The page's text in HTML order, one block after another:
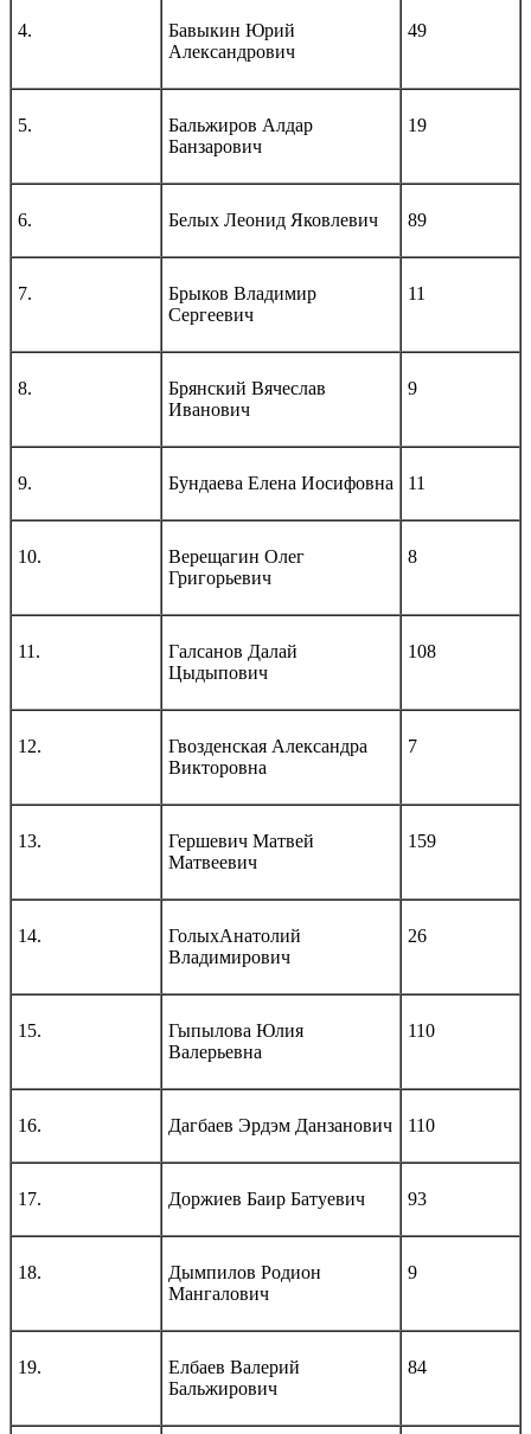
4.
Бавыкин Юрий
Александрович
49
5.
Бальжиров Алдар
Банзарович
19
6. Белых Леонид Яковлевич 89
7.
Брыков Владимир
Сергеевич
11
8.
Брянский Вячеслав
Иванович
9
9. Бундаева Елена Иосифовна 11
10.
Верещагин Олег
Григорьевич
8
11.
Галсанов Далай
Цыдыпович
108
12.
Гвозденская Александра
Викторовна
7
13.
Гершевич Матвей
Матвеевич
159
14.
ГолыхАнатолий
Владимирович
26
15.
Гыпылова Юлия
Валерьевна
110
16. Дагбаев Эрдэм Данзанович 110
17. Доржиев Баир Батуевич 93
18.
Дымпилов Родион
Мангалович
9
19.
Елбаев Валерий
Бальжирович
84